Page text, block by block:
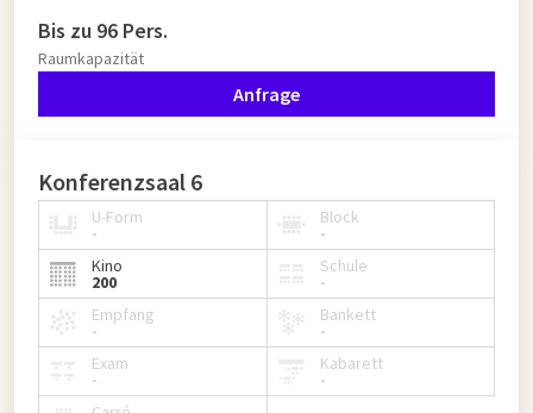
Bis zu 96 Pers.
Raumkapazität
Anfrage
Konferenzsaal 6
U-Form
-
Block
-
Kino
200
Schule
-
Empfang
-
Bankett
-
Exam
-
Kabarett
-